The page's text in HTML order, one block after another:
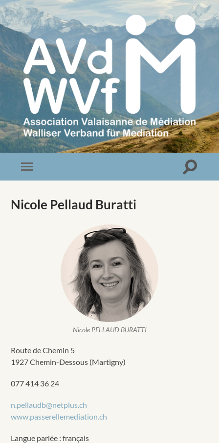
Association
Valaisanne
de
Toggle
mobile
Toggle
Nicole Pellaud Buratti
Nicole PELLAUD BURATTI
Route de Chemin 5
1927 Chemin-Dessous (Martigny)
077 414 36 24
n.pellaudb@netplus.ch
www.passerellemediation.ch
Langue parlée : français